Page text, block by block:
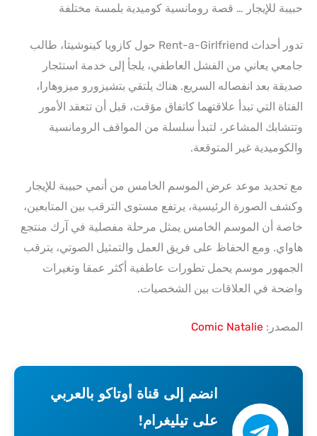
حبيبة للإيجار … قصة رومانسية كوميدية بلمسة مختلفة
تدور أحداث Rent-a-Girlfriend حول كازويا كينوشيتا، طالب
جامعي يعاني من الفشل العاطفي، يلجأ إلى خدمة استئجار
صديقة بعد انفصاله السريع. هناك يلتقي بتشيزورو ميزوهارا،
الفتاة التي تبدأ علاقتهما كاتفاق مؤقت، قبل أن تتعقد الأمور
وتتشابك المشاعر، لتبدأ سلسلة من المواقف الرومانسية
والكوميدية غير المتوقعة.
مع تحديد موعد عرض الموسم الخامس من أنمي حبيبة للإيجار
وكشف الصورة الرئيسية، يرتفع مستوى الترقب بين المتابعين،
خاصة أن الموسم الخامس يمثل مرحلة مفصلية في آرك منتجع
هاواي. ومع الحفاظ على فريق العمل والتمثيل الصوتي، يترقب
الجمهور موسم يحمل تطورات عاطفية أكثر عمقا وتغيرات
واضحة في العلاقات بين الشخصيات.
المصدر: Comic Natalie
انضم إلى قناة أوتاكو بالعربي
على تيليغرام!